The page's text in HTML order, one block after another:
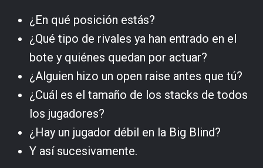
¿En qué posición estás?
¿Qué tipo de rivales ya han entrado en el
bote y quiénes quedan por actuar?
¿Alguien hizo un open raise antes que tú?
¿Cuál es el tamaño de los stacks de todos
los jugadores?
¿Hay un jugador débil en la Big Blind?
Y así sucesivamente.